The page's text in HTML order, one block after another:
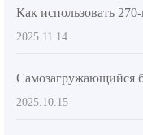
2025.11.14
2025.10.15